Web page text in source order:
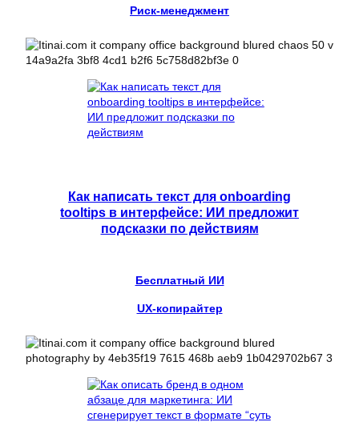
Риск-менеджмент
Как написать текст для onboarding
tooltips в интерфейсе: ИИ предложит
подсказки по действиям
Бесплатный ИИ
UX-копирайтер